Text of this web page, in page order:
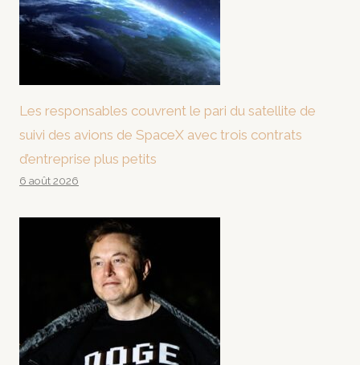
Les responsables couvrent le pari du satellite de
suivi des avions de SpaceX avec trois contrats
d’entreprise plus petits
6 août 2026